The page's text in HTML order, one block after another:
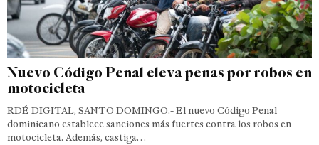
Nuevo Código Penal eleva penas por robos en
motocicleta
RDÉ DIGITAL, SANTO DOMINGO.- El nuevo Código Penal
dominicano establece sanciones más fuertes contra los robos en
motocicleta. Además, castiga…